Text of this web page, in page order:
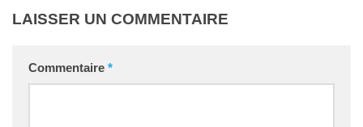
LAISSER UN COMMENTAIRE
Commentaire *